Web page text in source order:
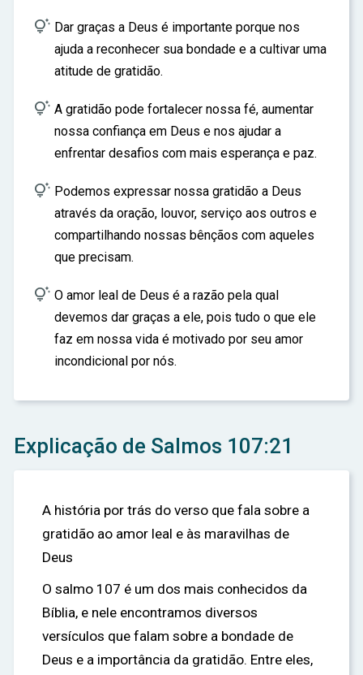
 Dar graças a Deus é importante porque nos
ajuda a reconhecer sua bondade e a cultivar uma
atitude de gratidão.
 A gratidão pode fortalecer nossa fé, aumentar
nossa confiança em Deus e nos ajudar a
enfrentar desafios com mais esperança e paz.
 Podemos expressar nossa gratidão a Deus
através da oração, louvor, serviço aos outros e
compartilhando nossas bênçãos com aqueles
que precisam.
 O amor leal de Deus é a razão pela qual
devemos dar graças a ele, pois tudo o que ele
faz em nossa vida é motivado por seu amor
incondicional por nós.
Explicação de Salmos 107:21
A história por trás do verso que fala sobre a
gratidão ao amor leal e às maravilhas de
Deus
O salmo 107 é um dos mais conhecidos da
Bíblia, e nele encontramos diversos
versículos que falam sobre a bondade de
Deus e a importância da gratidão. Entre eles,